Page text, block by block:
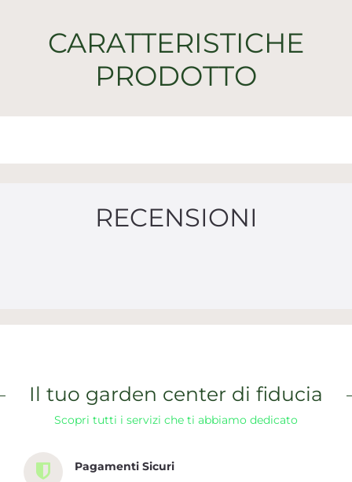
CARATTERISTICHE
PRODOTTO
RECENSIONI
Il tuo garden center di fiducia
Scopri tutti i servizi che ti abbiamo dedicato
Pagamenti Sicuri